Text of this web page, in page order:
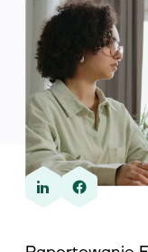
Wiedza
O nas